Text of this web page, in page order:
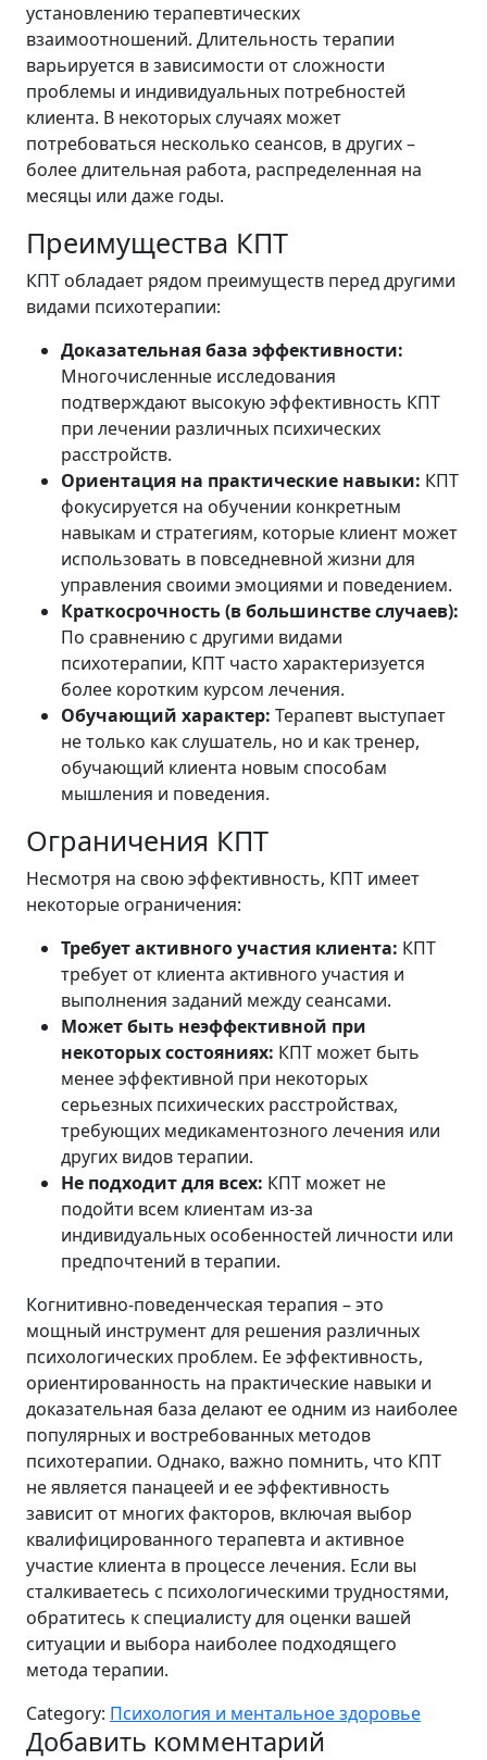
установлению терапевтических
взаимоотношений. Длительность терапии
варьируется в зависимости от сложности
проблемы и индивидуальных потребностей
клиента. В некоторых случаях может
потребоваться несколько сеансов, в других –
более длительная работа, распределенная на
месяцы или даже годы.
Преимущества КПТ
КПТ обладает рядом преимуществ перед другими
видами психотерапии:
Доказательная база эффективности:
Многочисленные исследования
подтверждают высокую эффективность КПТ
при лечении различных психических
расстройств.
Ориентация на практические навыки: КПТ
фокусируется на обучении конкретным
навыкам и стратегиям, которые клиент может
использовать в повседневной жизни для
управления своими эмоциями и поведением.
Краткосрочность (в большинстве случаев):
По сравнению с другими видами
психотерапии, КПТ часто характеризуется
более коротким курсом лечения.
Обучающий характер: Терапевт выступает
не только как слушатель, но и как тренер,
обучающий клиента новым способам
мышления и поведения.
Ограничения КПТ
Несмотря на свою эффективность, КПТ имеет
некоторые ограничения:
Требует активного участия клиента: КПТ
требует от клиента активного участия и
выполнения заданий между сеансами.
Может быть неэффективной при
некоторых состояниях: КПТ может быть
менее эффективной при некоторых
серьезных психических расстройствах,
требующих медикаментозного лечения или
других видов терапии.
Не подходит для всех: КПТ может не
подойти всем клиентам из-за
индивидуальных особенностей личности или
предпочтений в терапии.
Когнитивно-поведенческая терапия – это
мощный инструмент для решения различных
психологических проблем. Ее эффективность,
ориентированность на практические навыки и
доказательная база делают ее одним из наиболее
популярных и востребованных методов
психотерапии. Однако, важно помнить, что КПТ
не является панацеей и ее эффективность
зависит от многих факторов, включая выбор
квалифицированного терапевта и активное
участие клиента в процессе лечения. Если вы
сталкиваетесь с психологическими трудностями,
обратитесь к специалисту для оценки вашей
ситуации и выбора наиболее подходящего
метода терапии.
Category: Психология и ментальное здоровье
Добавить комментарий